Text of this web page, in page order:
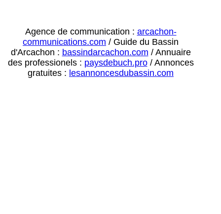
Agence de communication : arcachon-
communications.com / Guide du Bassin
d'Arcachon : bassindarcachon.com / Annuaire
des professionels : paysdebuch.pro/ Annonces
gratuites : lesannoncesdubassin.com